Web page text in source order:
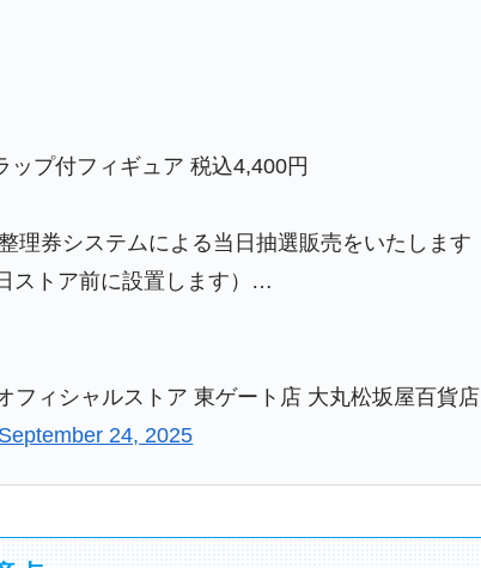
ップ付フィギュア 税込4,400円
理券システムによる当日抽選販売をいたします
ストア前に設置します）…
ィシャルストア 東ゲート店 大丸松坂屋百貨店
September 24, 2025